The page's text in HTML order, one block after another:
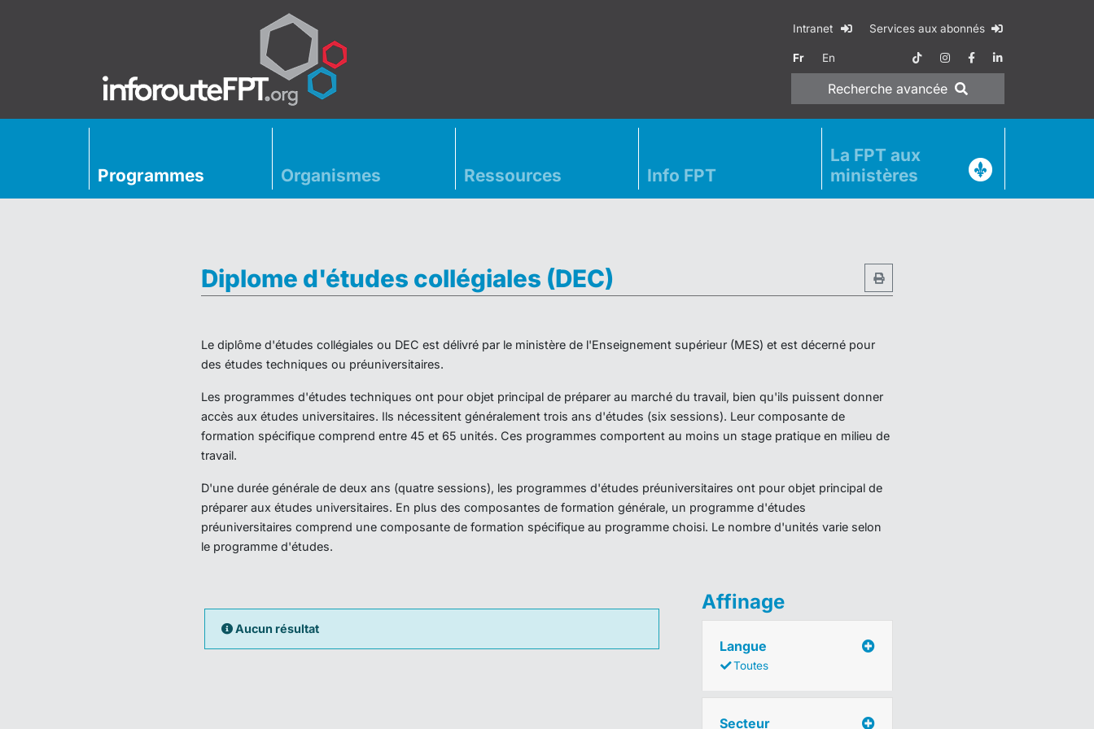
Intranet Services aux abonnés
Fr En
Recherche avancée
Programmes Organismes Ressources Info FPT
La FPT aux
ministères
Diplome d'études collégiales (DEC)
Le diplôme d'études collégiales ou DEC est délivré par le ministère de l'Enseignement supérieur (MES) et est décerné pour
des études techniques ou préuniversitaires.
Les programmes d'études techniques ont pour objet principal de préparer au marché du travail, bien qu'ils puissent donner
accès aux études universitaires. Ils nécessitent généralement trois ans d'études (six sessions). Leur composante de
formation spécifique comprend entre 45 et 65 unités. Ces programmes comportent au moins un stage pratique en milieu de
travail.
D'une durée générale de deux ans (quatre sessions), les programmes d'études préuniversitaires ont pour objet principal de
préparer aux études universitaires. En plus des composantes de formation générale, un programme d'études
préuniversitaires comprend une composante de formation spécifique au programme choisi. Le nombre d'unités varie selon
le programme d'études.
Aucun résultat
Affinage
Langue
Toutes
Secteur